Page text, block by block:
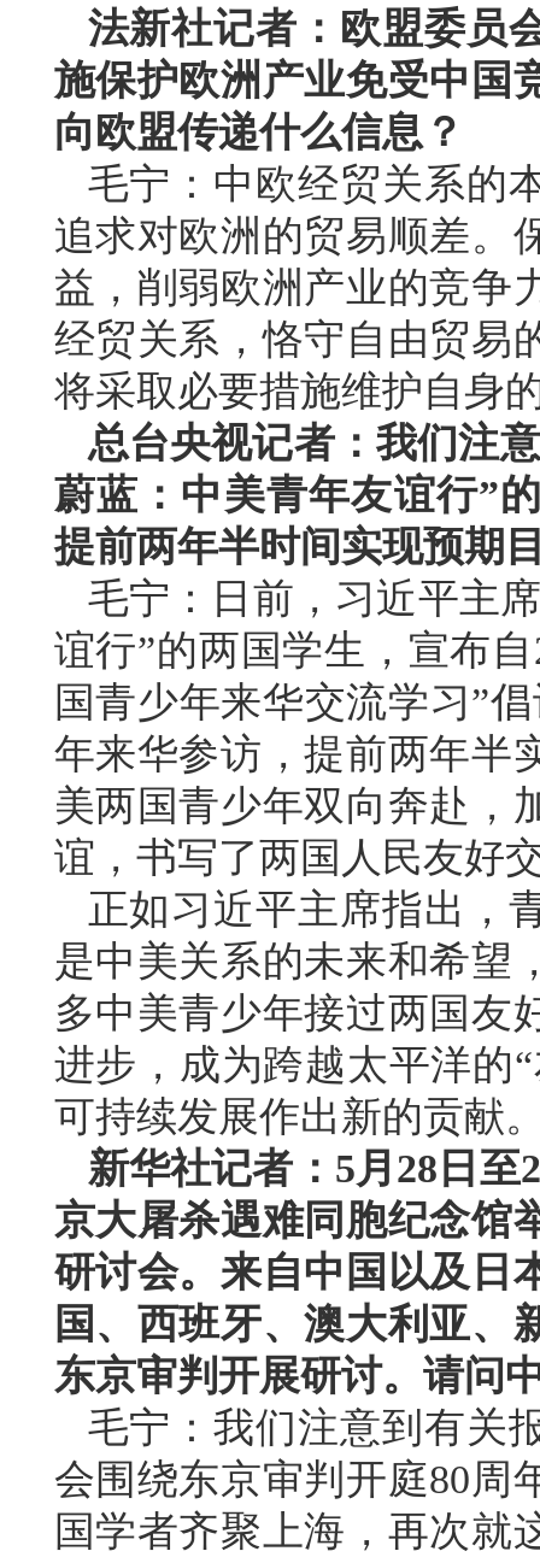
法新社记者：欧盟委员
施保护欧洲产业免受中国
向欧盟传递什么信息？
毛宁：中欧经贸关系的
追求对欧洲的贸易顺差。
益，削弱欧洲产业的竞争
经贸关系，恪守自由贸易
将采取必要措施维护自身
总台央视记者：我们注
蔚蓝：中美青年友谊行”
提前两年半时间实现预期
毛宁：日前，习近平主
谊行”的两国学生，宣布
国青少年来华交流学习”
年来华参访，提前两年半
美两国青少年双向奔赴，
谊，书写了两国人民友好
正如习近平主席指出，
是中美关系的未来和希望
多中美青少年接过两国友
进步，成为跨越太平洋的
可持续发展作出新的贡献
新华社记者：5月28日
京大屠杀遇难同胞纪念馆
研讨会。来自中国以及日
国、西班牙、澳大利亚、
东京审判开展研讨。请问
毛宁：我们注意到有关
会围绕东京审判开庭80周
国学者齐聚上海，再次就